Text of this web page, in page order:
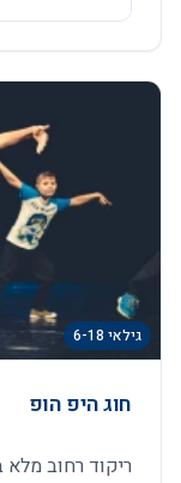
גילאי 6-18
חוג היפ הופ
ריקוד רחוב מלא